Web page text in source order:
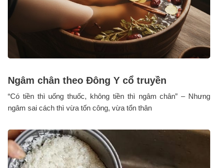
Ngâm chân theo Đông Y cổ truyền
“Có tiền thì uống thuốc, không tiền thì ngâm chân” – Nhưng
ngâm sai cách thì vừa tốn công, vừa tổn thân